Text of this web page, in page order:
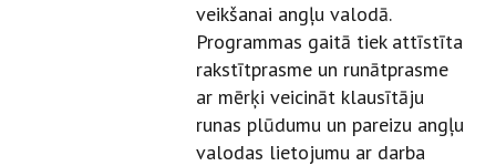
veikšanai angļu valodā.
Programmas gaitā tiek attīstīta
rakstītprasme un runātprasme
ar mērķi veicināt klausītāju
runas plūdumu un pareizu angļu
valodas lietojumu ar darba